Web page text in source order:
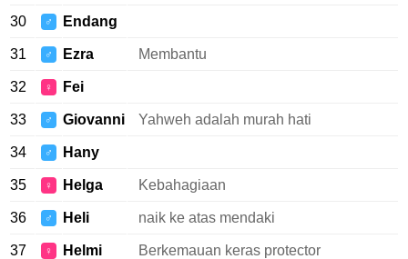
30 ♂ Endang
31 ♂ Ezra Membantu
32 ♀ Fei
33 ♂ Giovanni Yahweh adalah murah hati
34 ♂ Hany
35 ♀ Helga Kebahagiaan
36 ♂ Heli naik ke atas mendaki
37 ♀ Helmi Berkemauan keras protector